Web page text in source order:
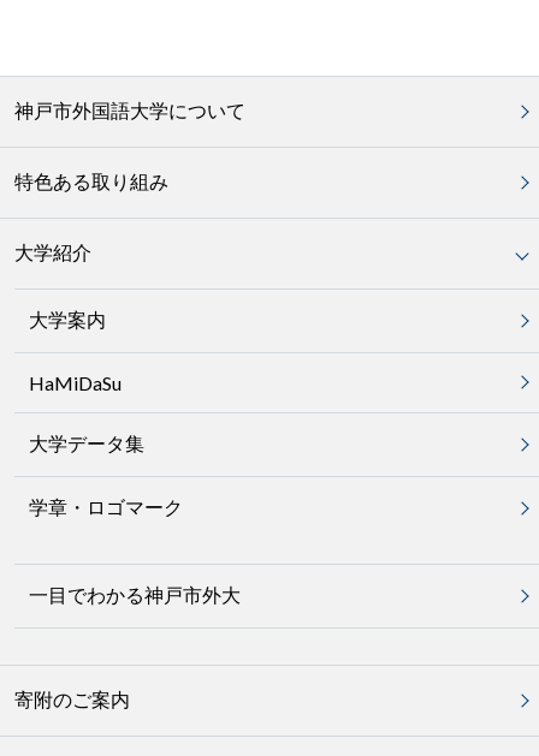
神戸市外国語大学について
特色ある取り組み
大学紹介
大学案内
HaMiDaSu
大学データ集
学章・ロゴマーク
一目でわかる神戸市外大
寄附のご案内